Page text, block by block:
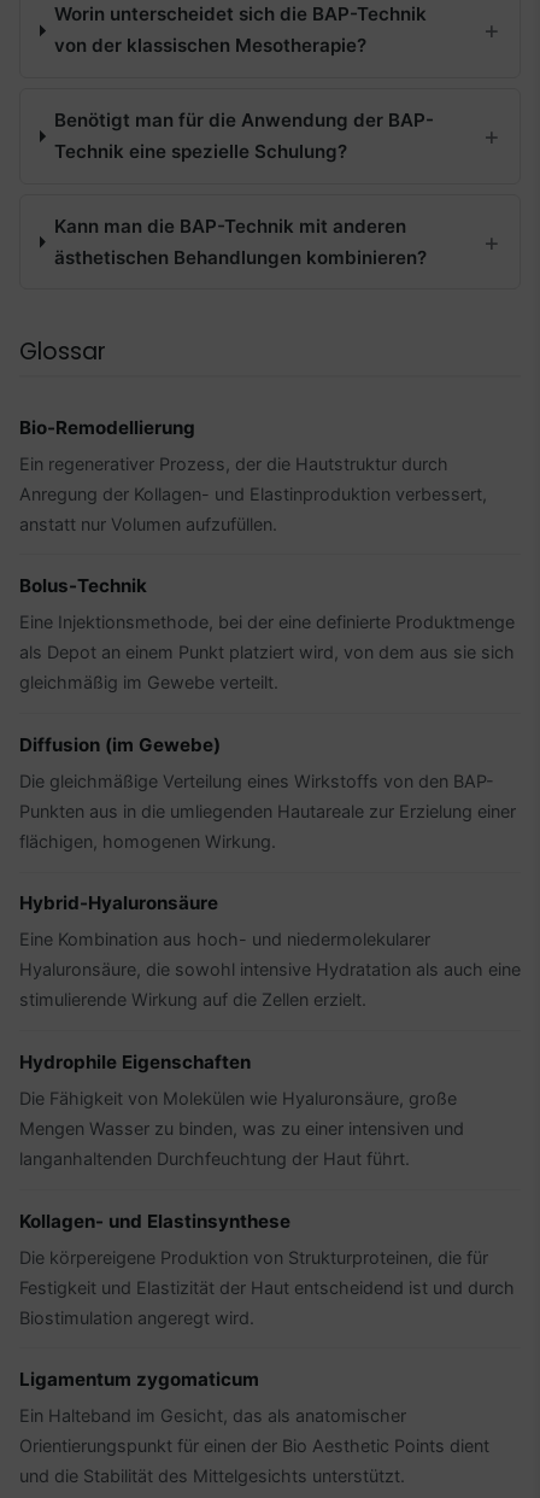
Worin unterscheidet sich die BAP-Technik
von der klassischen Mesotherapie?
Benötigt man für die Anwendung der BAP-
Technik eine spezielle Schulung?
Kann man die BAP-Technik mit anderen
ästhetischen Behandlungen kombinieren?
Glossar
Bio-Remodellierung
Ein regenerativer Prozess, der die Hautstruktur durch
Anregung der Kollagen- und Elastinproduktion verbessert,
anstatt nur Volumen aufzufüllen.
Bolus-Technik
Eine Injektionsmethode, bei der eine definierte Produktmenge
als Depot an einem Punkt platziert wird, von dem aus sie sich
gleichmäßig im Gewebe verteilt.
Diffusion (im Gewebe)
Die gleichmäßige Verteilung eines Wirkstoffs von den BAP-
Punkten aus in die umliegenden Hautareale zur Erzielung einer
flächigen, homogenen Wirkung.
Hybrid-Hyaluronsäure
Eine Kombination aus hoch- und niedermolekularer
Hyaluronsäure, die sowohl intensive Hydratation als auch eine
stimulierende Wirkung auf die Zellen erzielt.
Hydrophile Eigenschaften
Die Fähigkeit von Molekülen wie Hyaluronsäure, große
Mengen Wasser zu binden, was zu einer intensiven und
langanhaltenden Durchfeuchtung der Haut führt.
Kollagen- und Elastinsynthese
Die körpereigene Produktion von Strukturproteinen, die für
Festigkeit und Elastizität der Haut entscheidend ist und durch
Biostimulation angeregt wird.
Ligamentum zygomaticum
Ein Halteband im Gesicht, das als anatomischer
Orientierungspunkt für einen der Bio Aesthetic Points dient
und die Stabilität des Mittelgesichts unterstützt.